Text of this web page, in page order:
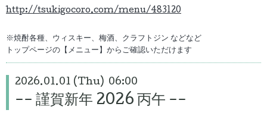
http://tsukigocoro.com/menu/483120
※焼酎各種、ウィスキー、梅酒、クラフトジン などなど
トップページの【メニュー】からご確認いただけます
2026.01.01 (Thu) 06:00
-- 謹賀新年 2026 丙午 --